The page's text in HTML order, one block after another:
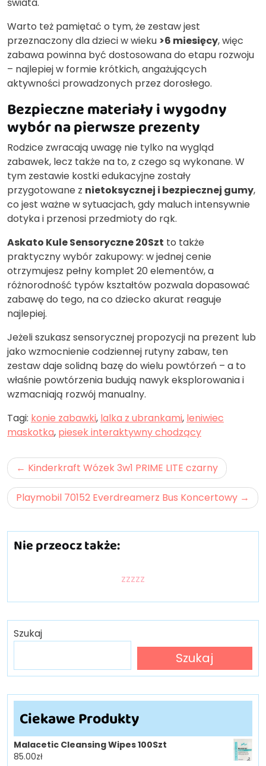
Warto też pamiętać o tym, że zestaw jest
przeznaczony dla dzieci w wieku >6 miesięcy, więc
zabawa powinna być dostosowana do etapu rozwoju
– najlepiej w formie krótkich, angażujących
aktywności prowadzonych przez dorosłego.
Bezpieczne materiały i wygodny
wybór na pierwsze prezenty
Rodzice zwracają uwagę nie tylko na wygląd
zabawek, lecz także na to, z czego są wykonane. W
tym zestawie kostki edukacyjne zostały
przygotowane z nietoksycznej i bezpiecznej gumy,
co jest ważne w sytuacjach, gdy maluch intensywnie
dotyka i przenosi przedmioty do rąk.
Askato Kule Sensoryczne 20Szt to także
praktyczny wybór zakupowy: w jednej cenie
otrzymujesz pełny komplet 20 elementów, a
różnorodność typów kształtów pozwala dopasować
zabawę do tego, na co dziecko akurat reaguje
najlepiej.
Jeżeli szukasz sensorycznej propozycji na prezent lub
jako wzmocnienie codziennej rutyny zabaw, ten
zestaw daje solidną bazę do wielu powtórzeń – a to
właśnie powtórzenia budują nawyk eksplorowania i
wzmacniają rozwój manualny.
Tagi: konie zabawki, lalka z ubrankami, leniwiec
maskotka, piesek interaktywny chodzący
Nawigacja
wpisu
Kinderkraft Wózek 3w1 PRIME LITE czarny
Playmobil 70152 Everdreamerz Bus Koncertowy
Nie przeocz także:
zzzzz
Szukaj
Szukaj
Ciekawe Produkty
Malacetic Cleansing Wipes 100Szt
85.00zł